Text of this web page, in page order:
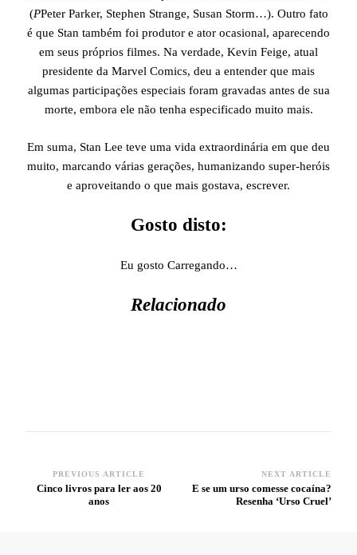
(PPeter Parker, Stephen Strange, Susan Storm…). Outro fato
é que Stan também foi produtor e ator ocasional, aparecendo
em seus próprios filmes. Na verdade, Kevin Feige, atual
presidente da Marvel Comics, deu a entender que mais
algumas participações especiais foram gravadas antes de sua
morte, embora ele não tenha especificado muito mais.
Em suma, Stan Lee teve uma vida extraordinária em que deu
muito, marcando várias gerações, humanizando super-heróis
e aproveitando o que mais gostava, escrever.
Gosto disto:
Eu gosto Carregando…
Relacionado
Post
Navigation
PREVIOUS ARTICLE
Cinco livros para ler aos 20
anos
NEXT ARTICLE
E se um urso comesse cocaína?
Resenha ‘Urso Cruel’